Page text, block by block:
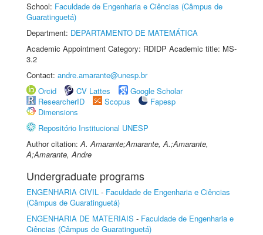
School: Faculdade de Engenharia e Ciências (Câmpus de
Guaratinguetá)
Department: DEPARTAMENTO DE MATEMÁTICA
Academic Appointment Category: RDIDP Academic title: MS-
3.2
Contact: andre.amarante@unesp.br
Orcid
CV Lattes
Google Scholar
ResearcherID
Scopus
Fapesp
Dimensions
Repositório Institucional UNESP
Author citation:A. Amarante;Amarante, A.;Amarante,
A;Amarante, Andre
Undergraduate programs
ENGENHARIA CIVIL - Faculdade de Engenharia e Ciências
(Câmpus de Guaratinguetá)
ENGENHARIA DE MATERIAIS - Faculdade de Engenharia e
Ciências (Câmpus de Guaratinguetá)